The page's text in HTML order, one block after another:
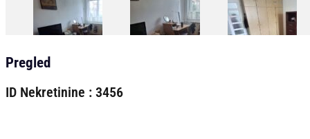
Pregled
ID Nekretinine : 3456